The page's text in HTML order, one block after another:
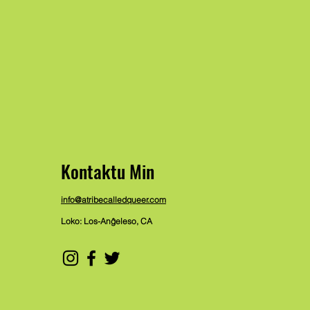
Kontaktu Min
info@atribecalledqueer.com
Loko: Los-Anĝeleso, CA